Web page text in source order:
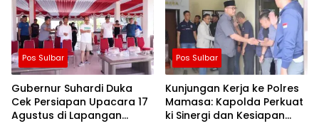
Pos Sulbar
Gubernur Suhardi Duka
Cek Persiapan Upacara 17
Agustus di Lapangan
Pos Sulbar
Kunjungan Kerja ke Polres
Mamasa: Kapolda Perkuat
ki Sinergi dan Kesiapan